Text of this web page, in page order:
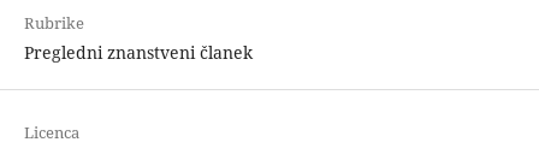
Rubrike
Pregledni znanstveni članek
Licenca